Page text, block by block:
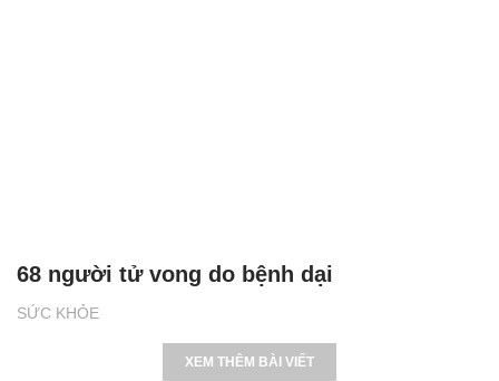
SỨC KHỎE
68 người tử vong do bệnh dại
XEM THÊM BÀI VIẾT